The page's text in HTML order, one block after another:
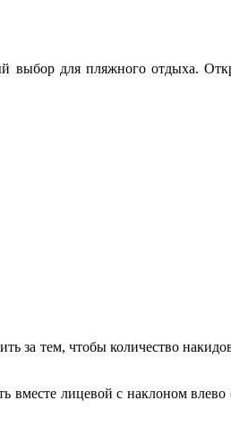
выбор для пляжного отдыха.
за тем, чтобы количество
вместе лицевой с наклоном